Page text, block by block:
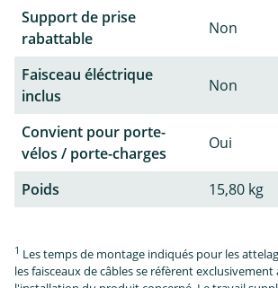
Support de prise
rabattable
Non
Faisceau éléctrique
inclus
Non
Convient pour porte-
vélos / porte-charges
Oui
Poids 15,80 kg
1 Les temps de montage indiqués pour les
les faisceaux de câbles se réfèrent